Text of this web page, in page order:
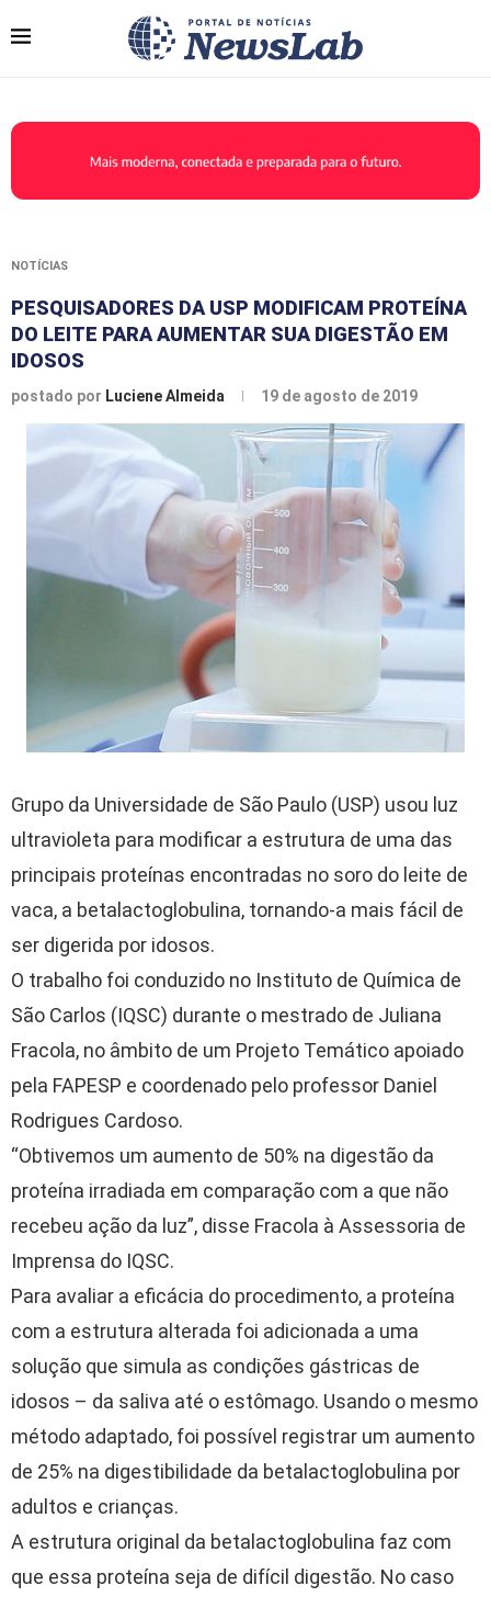
NOTÍCIAS
PESQUISADORES DA USP MODIFICAM PROTEÍNA
DO LEITE PARA AUMENTAR SUA DIGESTÃO EM
IDOSOS
postado por Luciene Almeida 19 de agosto de 2019
Grupo da Universidade de São Paulo (USP) usou luz
ultravioleta para modificar a estrutura de uma das
principais proteínas encontradas no soro do leite de
vaca, a betalactoglobulina, tornando-a mais fácil de
ser digerida por idosos.
O trabalho foi conduzido no Instituto de Química de
São Carlos (IQSC) durante o mestrado de Juliana
Fracola, no âmbito de um Projeto Temático apoiado
pela FAPESP e coordenado pelo professor Daniel
Rodrigues Cardoso.
“Obtivemos um aumento de 50% na digestão da
proteína irradiada em comparação com a que não
recebeu ação da luz”, disse Fracola à Assessoria de
Imprensa do IQSC.
Para avaliar a eficácia do procedimento, a proteína
com a estrutura alterada foi adicionada a uma
solução que simula as condições gástricas de
idosos – da saliva até o estômago. Usando o mesmo
método adaptado, foi possível registrar um aumento
de 25% na digestibilidade da betalactoglobulina por
adultos e crianças.
A estrutura original da betalactoglobulina faz com
que essa proteína seja de difícil digestão. No caso